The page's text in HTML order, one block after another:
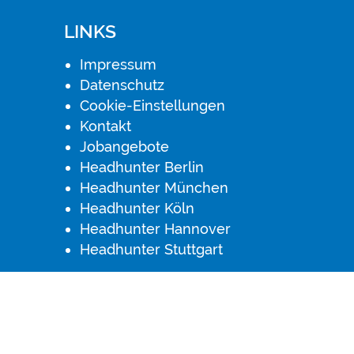
LINKS
Impressum
Datenschutz
Cookie-Einstellungen
Kontakt
Jobangebote
Headhunter Berlin
Headhunter München
Headhunter Köln
Headhunter Hannover
Headhunter Stuttgart